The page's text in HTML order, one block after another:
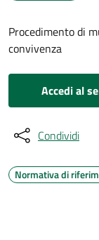
Procedimento di
convivenza
Accedi al
Condividi
Normativa di